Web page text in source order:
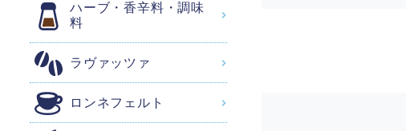
ハーブ・香辛料・調味
料
ラヴァッツァ
ロンネフェルト